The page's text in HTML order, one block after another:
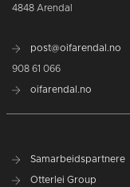
4848 Arendal
post@oifarendal.no
908 61 066
oifarendal.no
Samarbeidspartnere
Otterlei Group